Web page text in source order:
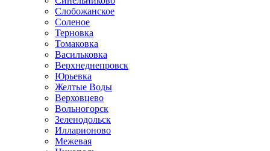
Слобожанское
Соленое
Терновка
Томаковка
Васильковка
Верхнеднепровск
Юрьевка
Желтые Воды
Верховцево
Вольногорск
Зеленодольск
Илларионово
Межевая